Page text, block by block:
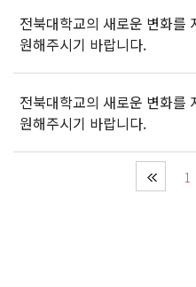
전북대학교의 새로운 변화를
원해주시기 바랍니다.
전북대학교의 새로운 변화를
원해주시기 바랍니다.
1